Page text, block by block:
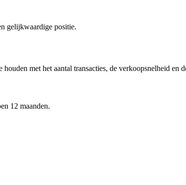
gelijkwaardige positie.
met het aantal transacties, de verkoopsnelheid en
12 maanden.